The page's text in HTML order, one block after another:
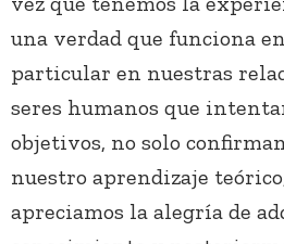
una verdad que funciona
particular en nuestras
seres humanos que
objetivos, no solo
nuestro aprendizaje
apreciamos la alegría de